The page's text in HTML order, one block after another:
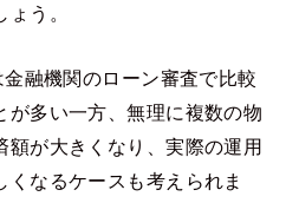
う。
融機関のローン審査で比較
が多い一方、無理に複数の物
額が大きくなり、実際の運用
なるケースも考えられま